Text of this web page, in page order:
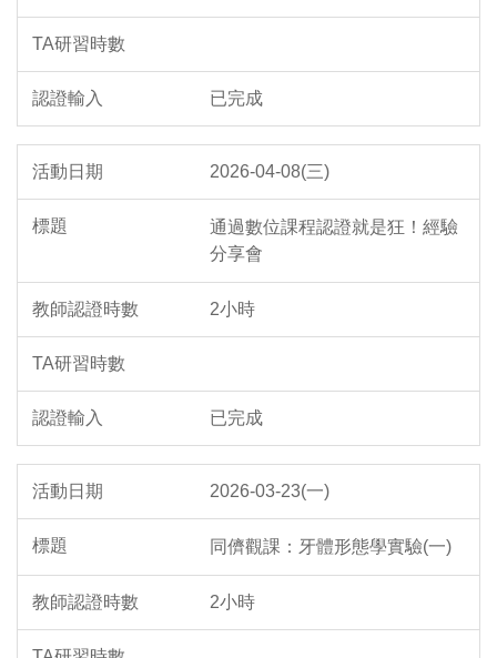
已完成
2026-04-08(三)
通過數位課程認證就是狂！經驗
分享會
2小時
已完成
2026-03-23(一)
同儕觀課：牙體形態學實驗(一)
2小時